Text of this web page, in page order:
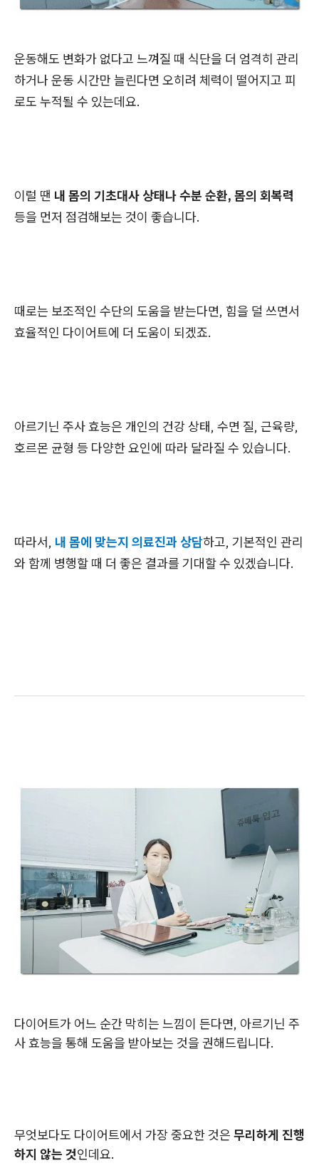
운동해도 변화가 없다고 느껴질 때 식단을 더 엄격히 관리
하거나 운동 시간만 늘린다면 오히려 체력이 떨어지고 피
로도 누적될 수 있는데요.
이럴 땐 내 몸의 기초대사 상태나 수분 순환, 몸의 회복력
등을 먼저 점검해보는 것이 좋습니다.
때로는 보조적인 수단의 도움을 받는다면, 힘을 덜 쓰면서
효율적인 다이어트에 더 도움이 되겠죠.
아르기닌 주사 효능은 개인의 건강 상태, 수면 질, 근육량,
호르몬 균형 등 다양한 요인에 따라 달라질 수 있습니다.
따라서, 내 몸에 맞는지 의료진과 상담하고, 기본적인 관리
와 함께 병행할 때 더 좋은 결과를 기대할 수 있겠습니다.
다이어트가 어느 순간 막히는 느낌이 든다면, 아르기닌 주
사 효능을 통해 도움을 받아보는 것을 권해드립니다.
무엇보다도 다이어트에서 가장 중요한 것은 무리하게 진행
하지 않는 것인데요.